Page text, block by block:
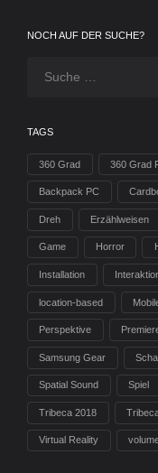
NOCH AUF DER SUCHE?
TAGS
360 Grad 360 Grad
Backpack PC
Dreh Erzählweisen
Game Horror
Installation
location-based
Perspektive
Samsung Gear
Spatial Sound Spiel
Tribeca 2018
Virtual Reality